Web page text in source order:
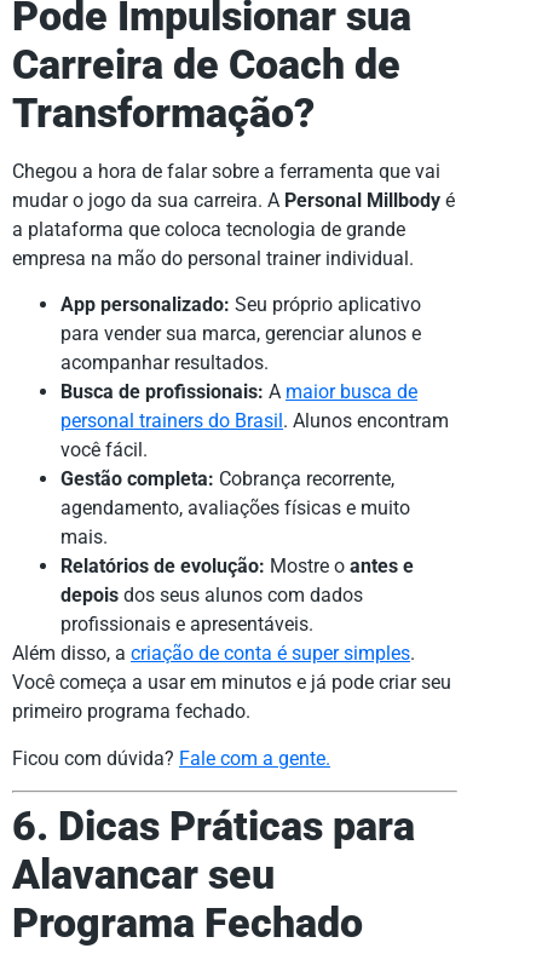
Pode Impulsionar sua
Carreira de Coach de
Transformação?
Chegou a hora de falar sobre a ferramenta que vai
mudar o jogo da sua carreira. A Personal Millbody é
a plataforma que coloca tecnologia de grande
empresa na mão do personal trainer individual.
App personalizado: Seu próprio aplicativo
para vender sua marca, gerenciar alunos e
acompanhar resultados.
Busca de profissionais: A maior busca de
personal trainers do Brasil . Alunos encontram
você fácil.
Gestão completa: Cobrança recorrente,
agendamento, avaliações físicas e muito
mais.
Relatórios de evolução: Mostre o antes e
depois dos seus alunos com dados
profissionais e apresentáveis.
Além disso, a criação de conta é super simples.
Você começa a usar em minutos e já pode criar seu
primeiro programa fechado.
Ficou com dúvida? Fale com a gente.
6. Dicas Práticas para
Alavancar seu
Programa Fechado